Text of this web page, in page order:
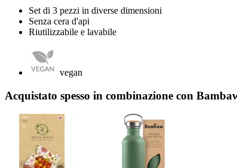
Set di 3 pezzi in diverse dimensioni
Senza cera d'api
Riutilizzabile e lavabile
vegan
Acquistato spesso in combinazione con